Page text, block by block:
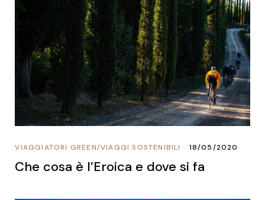
VIAGGI SOSTENIBILI
/
VIAGGIATORI GREEN 18/05/2020
Che cosa è l’Eroica e dove si fa